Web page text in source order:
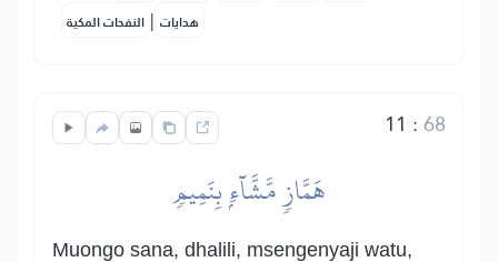
النفحات المكية | هدايات
11 :68
هَمَّازٖ مَّشَّآءِۭ بِنَمِيمٖ
Muongo sana, dhalili, msengenyaji watu,